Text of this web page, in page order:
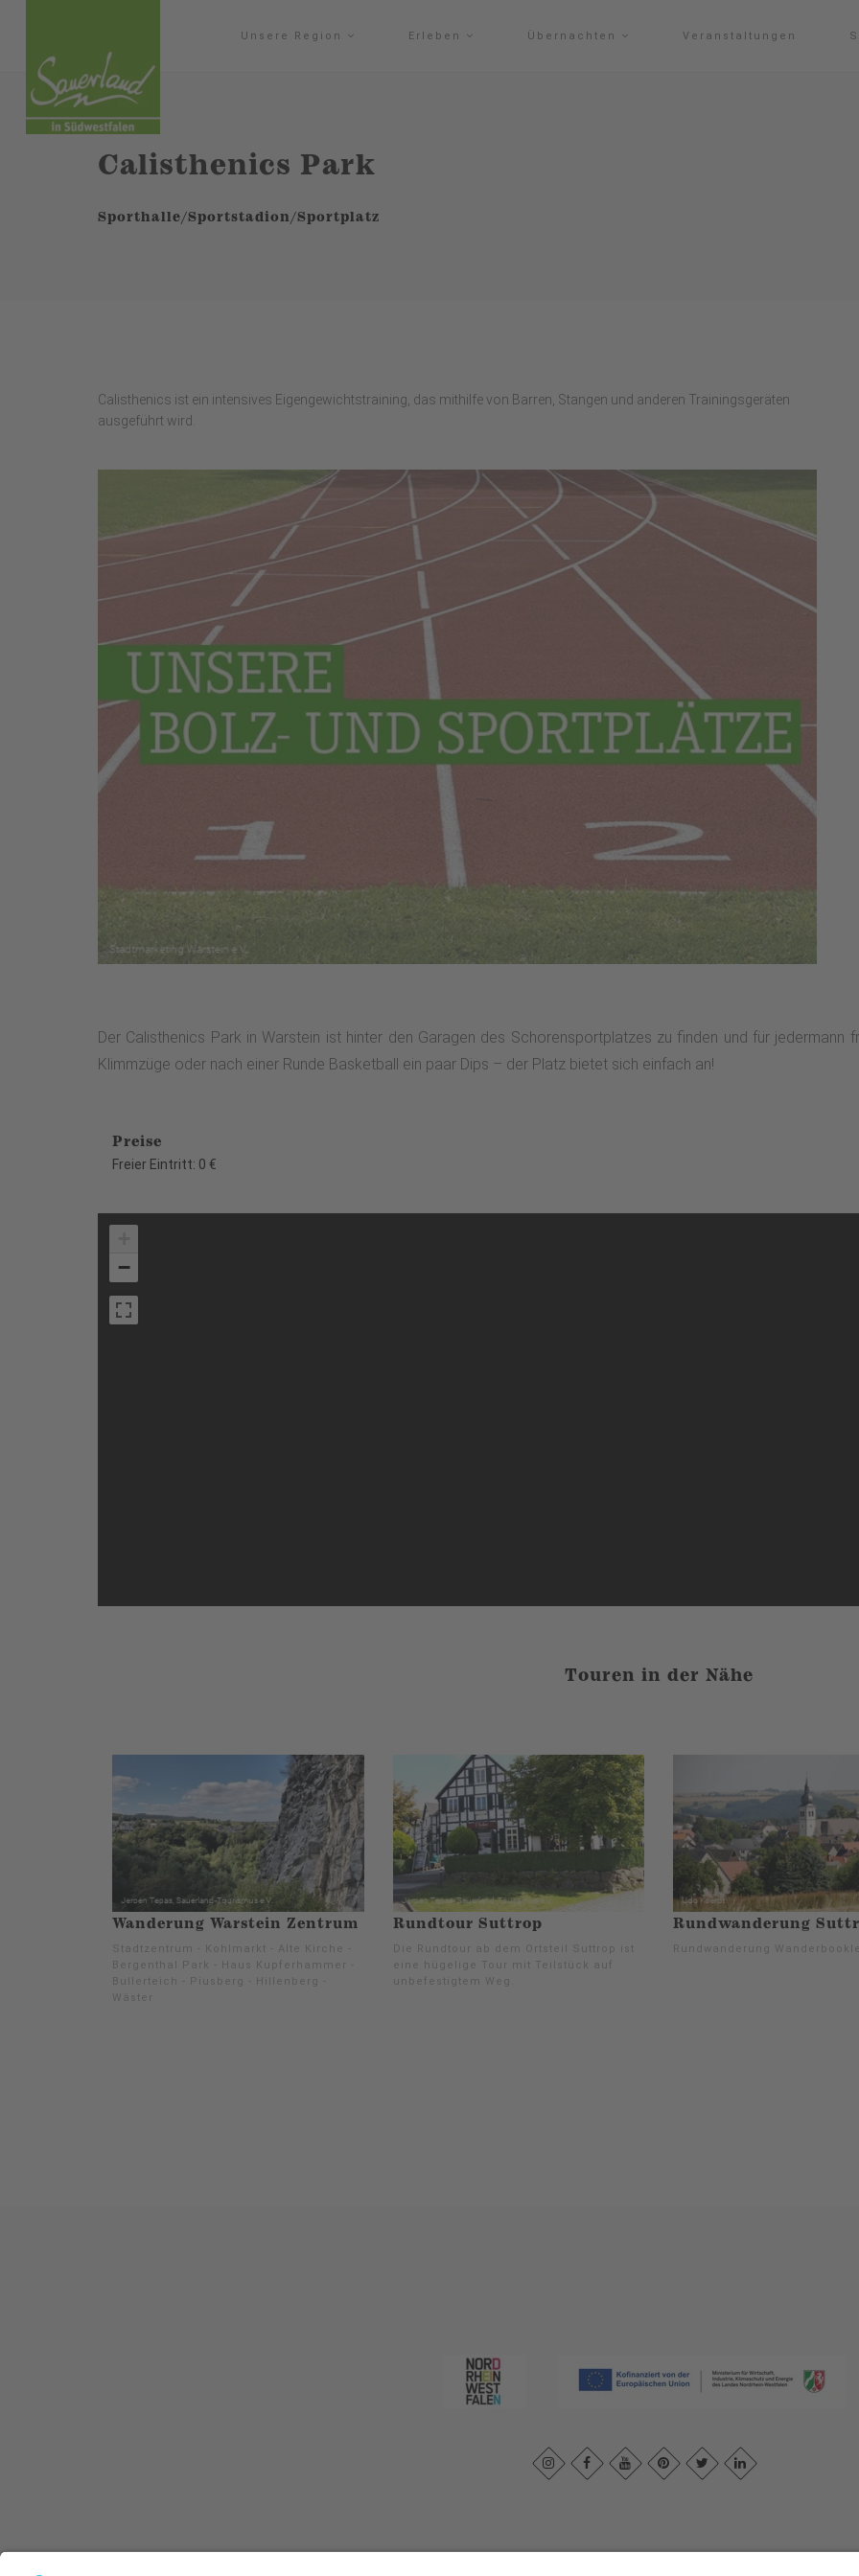
Unsere Region Erleben Übernachten Veranstaltungen
Calisthenics Park
Sporthalle/Sportstadion/Sportplatz
Calisthenics ist ein intensives Eigengewichtstraining, das mithilfe von Barren, Stangen und anderen Trainingsgeräten
ausgeführt wird.
Der Calisthenics Park in Warstein ist hinter den Garagen des Schorensportplatzes zu finden und für jedermann
Klimmzüge oder nach einer Runde Basketball ein paar Dips – der Platz bietet sich einfach an!
Preise
Freier Eintritt: 0 €
−
Touren in der Nähe
Wanderung Warstein Zentrum
Stadtzentrum - Kohlmarkt - Alte Kirche -
Bergenthal Park - Haus Kupferhammer -
Bullerteich - Piusberg - Hillenberg -
Wäster
Rundtour Suttrop
Die Rundtour ab dem Ortsteil Suttrop ist
eine hügelige Tour mit Teilstück auf
unbefestigtem Weg.
Rundwanderung
Rundwanderung Wanderbooklet